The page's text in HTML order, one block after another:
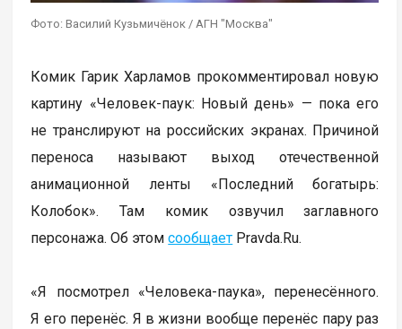
Фото: Василий Кузьмичёнок / АГН "Москва"
Комик Гарик Харламов прокомментировал новую
картину «Человек-паук: Новый день» — пока его
не транслируют на российских экранах. Причиной
переноса называют выход отечественной
анимационной ленты «Последний богатырь:
Колобок». Там комик озвучил заглавного
персонажа. Об этомсообщает Pravda.Ru.
«Я посмотрел «Человека-паука», перенесённого.
Я его перенёс. Я в жизни вообще перенёс пару раз